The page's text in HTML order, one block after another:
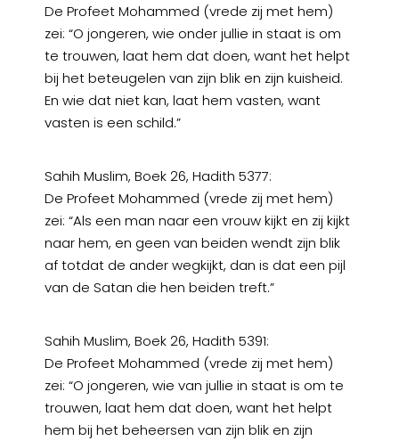
De Profeet Mohammed (vrede zij met hem)
zei: “O jongeren, wie onder jullie in staat is om
te trouwen, laat hem dat doen, want het helpt
bij het beteugelen van zijn blik en zijn kuisheid.
En wie dat niet kan, laat hem vasten, want
vasten is een schild.”
Sahih Muslim, Boek 26, Hadith 5377:
De Profeet Mohammed (vrede zij met hem)
zei: “Als een man naar een vrouw kijkt en zij kijkt
naar hem, en geen van beiden wendt zijn blik
af totdat de ander wegkijkt, dan is dat een pijl
van de Satan die hen beiden treft.”
Sahih Muslim, Boek 26, Hadith 5391:
De Profeet Mohammed (vrede zij met hem)
zei: “O jongeren, wie van jullie in staat is om te
trouwen, laat hem dat doen, want het helpt
hem bij het beheersen van zijn blik en zijn